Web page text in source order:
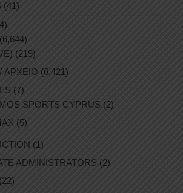
(41)
(6,644)
(219)
ΑΡΧΕΙΟ (6,421)
(7)
SPORTS CYPRUS (2)
(5)
(1)
ADMINISTRATORS (2)
(22)